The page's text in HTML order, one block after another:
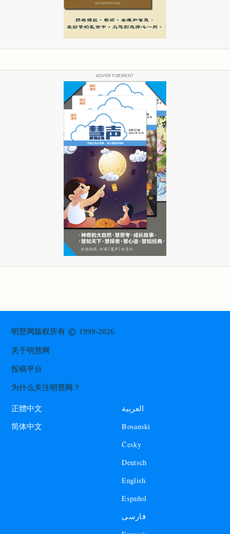
ADVERTISEMENT
明慧网版权所有© 1999-2026
关于明慧网
投稿平台
为什么关注明慧网？
正體中文
简体中文
العربية
Bosanski
Česky
Deutsch
English
Español
فارسی